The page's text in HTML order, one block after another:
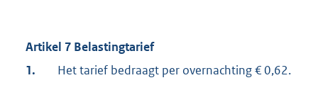
Artikel 7 Belastingtarief
1.
Het tarief bedraagt per overnachting € 0,62.